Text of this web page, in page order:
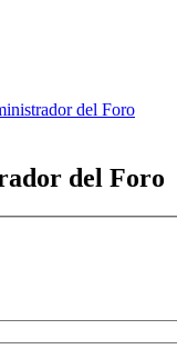
del Foro
del Foro